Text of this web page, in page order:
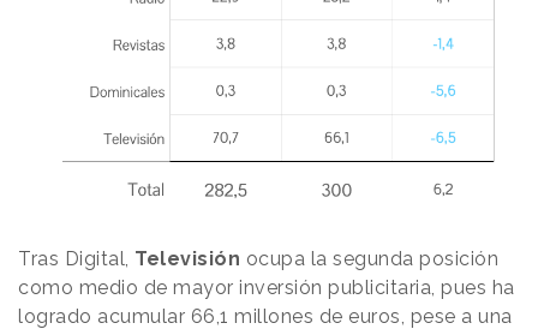
Tras Digital, Televisión ocupa la segunda posición
como medio de mayor inversión publicitaria, pues ha
logrado acumular 66,1 millones de euros, pese a una